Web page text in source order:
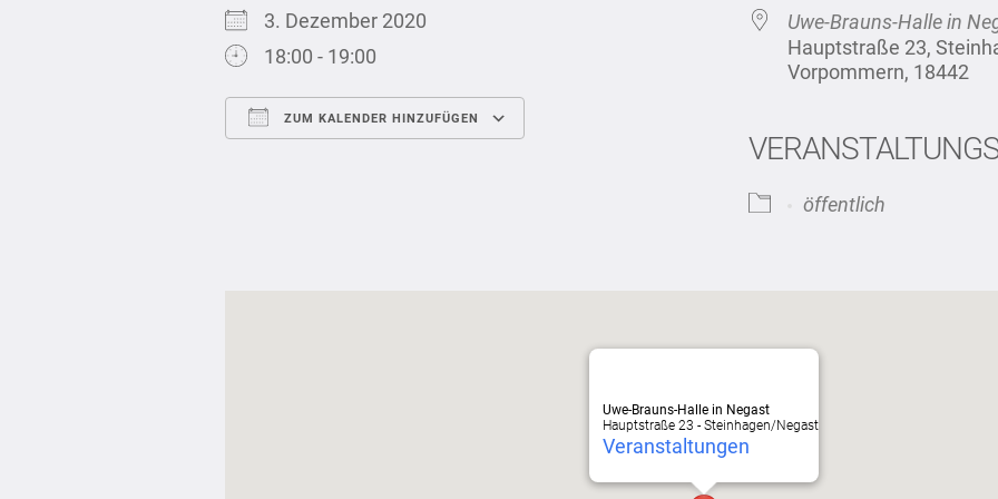
3. Dezember 2020
18:00 - 19:00
ZUM KALENDER HINZUFÜGEN
iCalendar
Uwe-Brauns-Halle in
Hauptstraße 23,
Vorpommern, 18442
öffentlich
Uwe-Brauns-Halle in Negast
Hauptstraße 23 - Steinhagen/Negast
Veranstaltungen